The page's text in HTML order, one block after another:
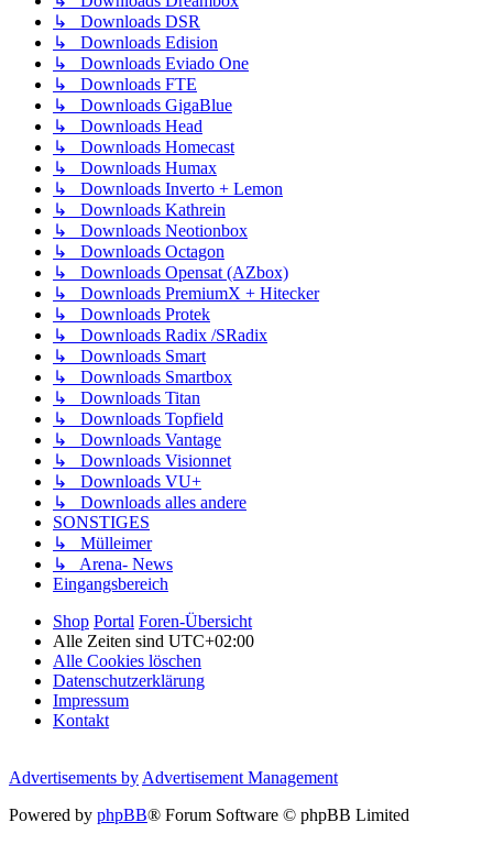
↳ Downloads DSR
↳ Downloads Edision
↳ Downloads Eviado One
↳ Downloads FTE
↳ Downloads GigaBlue
↳ Downloads Head
↳ Downloads Homecast
↳ Downloads Humax
↳ Downloads Inverto + Lemon
↳ Downloads Kathrein
↳ Downloads Neotionbox
↳ Downloads Octagon
↳ Downloads Opensat (AZbox)
↳ Downloads PremiumX + Hitecker
↳ Downloads Protek
↳ Downloads Radix /SRadix
↳ Downloads Smart
↳ Downloads Smartbox
↳ Downloads Titan
↳ Downloads Topfield
↳ Downloads Vantage
↳ Downloads Visionnet
↳ Downloads VU+
↳ Downloads alles andere
SONSTIGES
↳ Mülleimer
↳ Arena- News
Eingangsbereich
Shop Portal Foren-Übersicht
Alle Zeiten sind UTC+02:00
Alle Cookies löschen
Datenschutzerklärung
Impressum
Kontakt
Advertisements by Advertisement Management
Powered by phpBB® Forum Software © phpBB Limited